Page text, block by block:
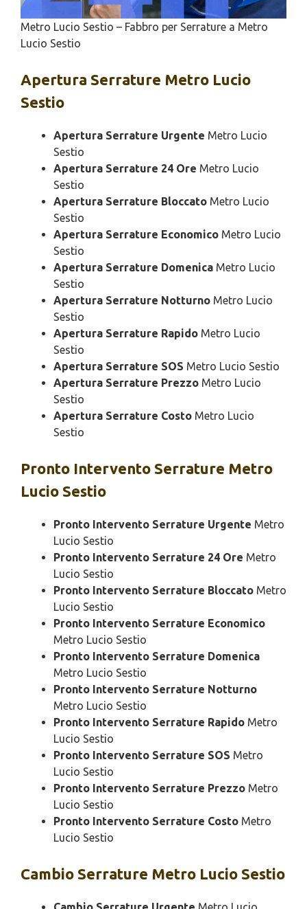
Metro Lucio Sestio – Fabbro per Serrature a Metro
Lucio Sestio
Apertura Serrature Metro Lucio
Sestio
Apertura Serrature Urgente Metro Lucio
Sestio
Apertura Serrature 24 Ore Metro Lucio
Sestio
Apertura Serrature Bloccato Metro Lucio
Sestio
Apertura Serrature Economico Metro Lucio
Sestio
Apertura Serrature Domenica Metro Lucio
Sestio
Apertura Serrature Notturno Metro Lucio
Sestio
Apertura Serrature Rapido Metro Lucio
Sestio
Apertura Serrature SOS Metro Lucio Sestio
Apertura Serrature Prezzo Metro Lucio
Sestio
Apertura Serrature Costo Metro Lucio
Sestio
Pronto Intervento Serrature Metro
Lucio Sestio
Pronto Intervento Serrature Urgente Metro
Lucio Sestio
Pronto Intervento Serrature 24 Ore Metro
Lucio Sestio
Pronto Intervento Serrature Bloccato Metro
Lucio Sestio
Pronto Intervento Serrature Economico
Metro Lucio Sestio
Pronto Intervento Serrature Domenica
Metro Lucio Sestio
Pronto Intervento Serrature Notturno
Metro Lucio Sestio
Pronto Intervento Serrature Rapido Metro
Lucio Sestio
Pronto Intervento Serrature SOS Metro
Lucio Sestio
Pronto Intervento Serrature Prezzo Metro
Lucio Sestio
Pronto Intervento Serrature Costo Metro
Lucio Sestio
Cambio Serrature Metro Lucio Sestio